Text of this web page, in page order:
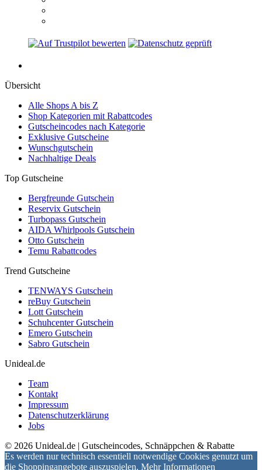
Übersicht
Alle Shops A bis Z
Shop Kategorien mit Rabattcodes
Gutscheincodes nach Kategorie
Exklusive Gutscheine
Wunschgutschein
Nachhaltige Deals
Top Gutscheine
Bergfreunde Gutschein
Reservix Gutschein
Turbopass Gutschein
AIDA Whirlpools Gutschein
Otto Gutschein
Temu Rabattcodes
Trend Gutscheine
TENWAYS Gutschein
reBuy Gutschein
Lott Gutschein
Schuhcenter Gutschein
Emero Gutschein
Sabro Gutschein
Unideal.de
Team
Kontakt
Impressum
Datenschutzerklärung
Jobs
© 2026 Unideal.de | Gutscheincodes, Schnäppchen & Rabatte
Es werden nur technisch essentiell notwendige Cookies genutzt um
die Shoppingangebote auszuspielen. Mehr Informationen